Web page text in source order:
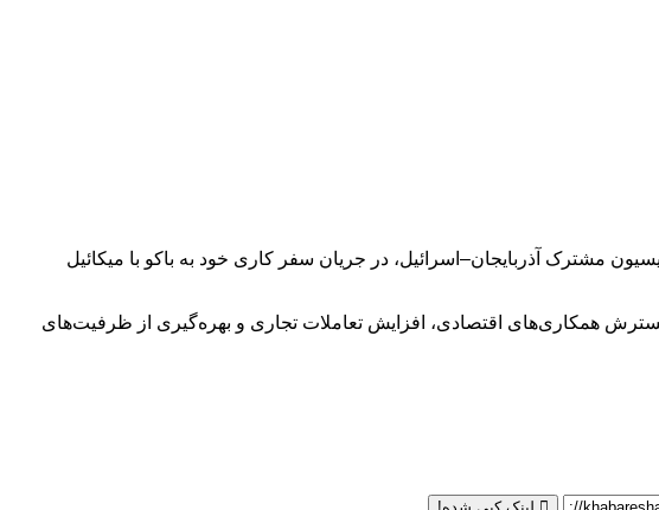
مشترک آذربایجان–اسرائیل، در جریان سفر کاری خود به باکو با میکائیل
همکاری‌های اقتصادی، افزایش تعاملات تجاری و بهره‌گیری از ظرفیت‌های